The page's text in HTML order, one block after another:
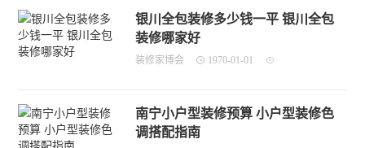
银川全包装修多少钱一平 银川全包
装修哪家好
装修家博会 1970-01-01
南宁小户型装修预算 小户型装修色
调搭配指南